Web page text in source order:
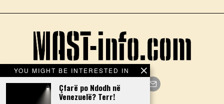
YOU MIGHT BE INTERESTED IN
Çfarë po Ndodh në
Venezuelë? Terr!
Facebook
TwitterInstagram